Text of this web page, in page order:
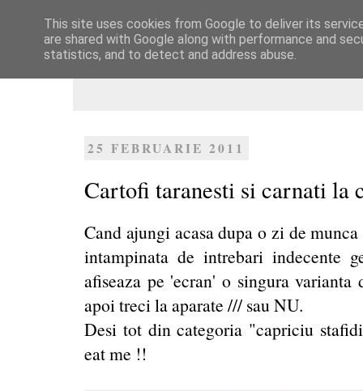
Dulcegarii culinare
25 FEBRUARIE 2011
Cartofi taranesti si carnati la
Cand ajungi acasa dupa o zi de
intampinata de intrebari indecente
afiseaza pe 'ecran' o singura
apoi treci la aparate /// sau NU.
Desi tot din categoria "capriciu
eat me !!
This site uses cookies from Google to deliver its
are shared with Google along with performance and
statistics, and to detect and address abuse.